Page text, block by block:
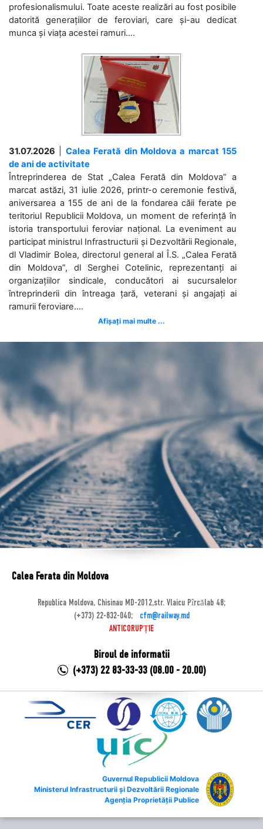
profesionalismului. Toate aceste realizări au fost posibile
datorită generațiilor de feroviari, care și-au dedicat
munca și viața acestei ramuri....
31.07.2026
Calea Ferată din Moldova a marcat 155
de ani de activitate
Întreprinderea de Stat „Calea Ferată din Moldova” a
marcat astăzi, 31 iulie 2026, printr-o ceremonie festivă,
aniversarea a 155 de ani de la fondarea căii ferate pe
teritoriul Republicii Moldova, un moment de referință în
istoria transportului feroviar național. La eveniment au
participat ministrul Infrastructurii și Dezvoltării Regionale,
dl Vladimir Bolea, directorul general al Î.S. „Calea Ferată
din Moldova”, dl Serghei Cotelinic, reprezentanți ai
organizațiilor sindicale, conducători ai sucursalelor
întreprinderii din întreaga țară, veterani și angajați ai
ramurii feroviare....
Afișați mai multe ...
Calea Ferata din Moldova
Republica Moldova, Chisinau MD-2012,str. Vlaicu Pîrcălab 48;
(+373) 22-832-040;
cfm@railway.md
ANTICORUPȚIE
Biroul de informatii
(+373) 22 83-33-33 (08.00 - 20.00)
Guvernul Republicii Moldova
Ministerul Infrastructurii și Dezvoltării Regionale
Agenția Proprietății Publice